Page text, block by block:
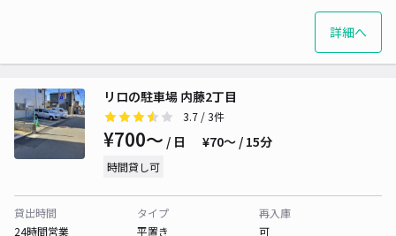
詳細へ
リロの駐車場 内藤2丁目
3.7 / 3件
¥700〜 / 日 ¥70〜 / 15分
時間貸し可
貸出時間
24時間営業
タイプ
平置き
再入庫
可